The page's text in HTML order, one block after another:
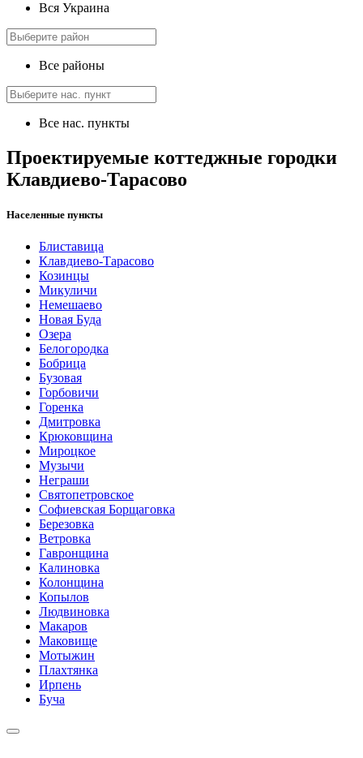
Вся Украина
Все районы
Все нас. пункты
Проектируемые коттеджные городки
Клавдиево-Тарасово
Населенные пункты
Блиставица
Клавдиево-Тарасово
Козинцы
Микуличи
Немешаево
Новая Буда
Озера
Белогородка
Бобрица
Бузовая
Горбовичи
Горенка
Дмитровка
Крюковщина
Мироцкое
Музычи
Неграши
Святопетровское
Софиевская Борщаговка
Березовка
Ветровка
Гавронщина
Калиновка
Колонщина
Копылов
Людвиновка
Макаров
Маковище
Мотыжин
Плахтянка
Ирпень
Буча